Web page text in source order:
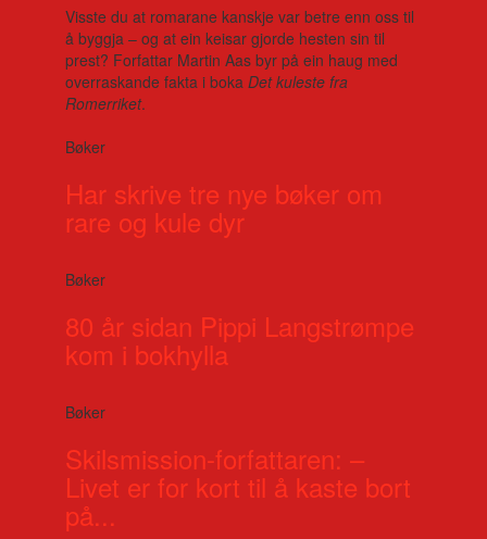
Visste du at romarane kanskje var betre enn oss til
å byggja – og at ein keisar gjorde hesten sin til
prest? Forfattar Martin Aas byr på ein haug med
overraskande fakta i boka Det kuleste fra
Romerriket.
Bøker
Har skrive tre nye bøker om
rare og kule dyr
Bøker
80 år sidan Pippi Langstrømpe
kom i bokhylla
Bøker
Skilsmission-forfattaren: –
Livet er for kort til å kaste bort
på...